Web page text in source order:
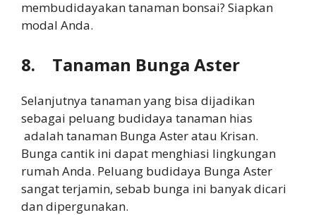
membudidayakan tanaman bonsai? Siapkan
modal Anda.
8. Tanaman Bunga Aster
Selanjutnya tanaman yang bisa dijadikan
sebagai peluang budidaya tanaman hias
adalah tanaman Bunga Aster atau Krisan.
Bunga cantik ini dapat menghiasi lingkungan
rumah Anda. Peluang budidaya Bunga Aster
sangat terjamin, sebab bunga ini banyak dicari
dan dipergunakan.